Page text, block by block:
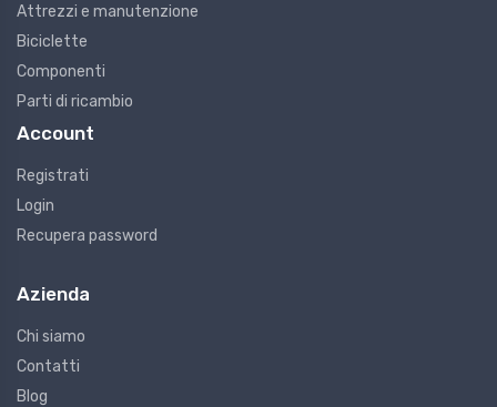
Attrezzi e manutenzione
Biciclette
Componenti
Parti di ricambio
Account
Registrati
Login
Recupera password
Azienda
Chi siamo
Contatti
Blog